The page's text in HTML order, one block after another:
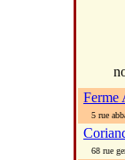
Ferme
5 rue
68 rue